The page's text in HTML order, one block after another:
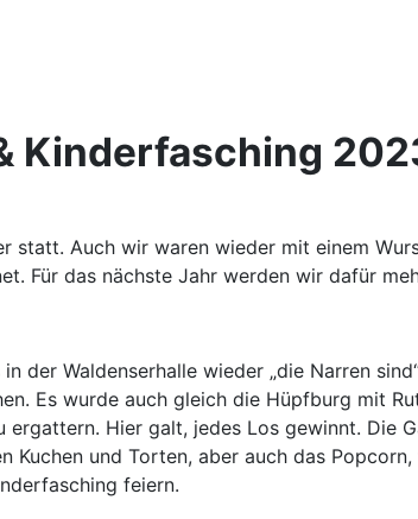
Kinderfasching
statt. Auch wir waren wieder mit einem
Für das nächste Jahr werden wir dafür
der Waldenserhalle wieder „die Narren
Es wurde auch gleich die Hüpfburg mit
ergattern. Hier galt, jedes Los gewinnt. Die
Kuchen und Torten, aber auch das
feiern.